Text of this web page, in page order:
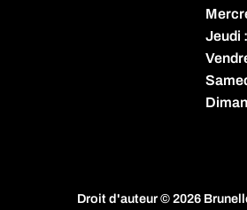
Jeudi
Droit d'auteur © 2026